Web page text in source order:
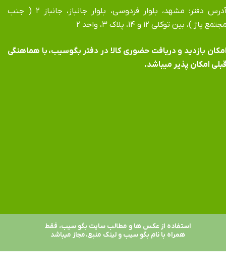
آدرس دفتر: مشهد، بلوار فردوسی، بلوار جانباز، جانباز ۲ ( جنب
پاژ )، بین توکلی ۱۲ و ۱۴، پلاک ۳، واحد ۲
بازدید و دریافت حضوری کالا در دفتر بگوسیب، با هماهنگی
امکان پذیر میباشد.
استفاده از عکس ها و مطالب سایت بگو سیب، فقط
همراه با نام بگو سیب و لینک منبع، مجاز میباشد